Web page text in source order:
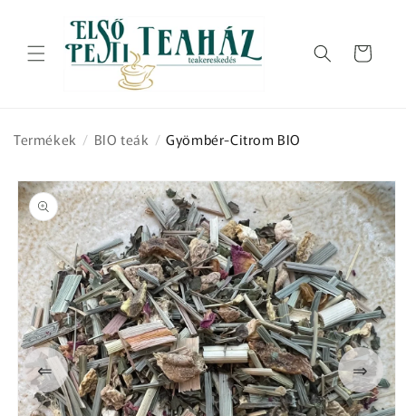
tartalomhoz
Kosár
Termékek / BIO teák / Gyömbér-Citrom BIO
⇐
Kihagyás, és
ugrás a
termékadatokra
⇒